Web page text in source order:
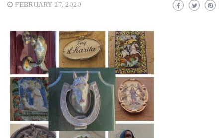
FEBRUARY 27, 2020